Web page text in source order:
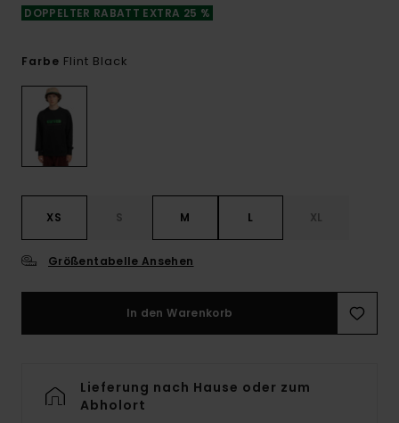
DOPPELTER RABATT EXTRA 25 %
Farbe Flint Black
XS S M L XL
Größentabelle Ansehen
In den Warenkorb
Lieferung nach Hause oder zum
Abholort